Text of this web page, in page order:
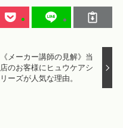
《メーカー講師の見解》当
店のお客様にヒュウケアシ
リーズが人気な理由。